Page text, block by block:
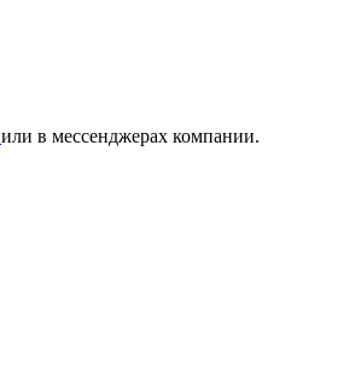
или в мессенджерах компании.